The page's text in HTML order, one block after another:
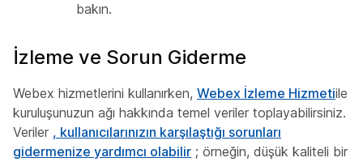
bakın.
İzleme ve Sorun Giderme
Webex hizmetlerini kullanırken, Webex İzleme Hizmetiile
kuruluşunuzun ağı hakkında temel veriler toplayabilirsiniz.
Veriler , kullanıcılarınızın karşılaştığı sorunları
gidermenize yardımcı olabilir ; örneğin, düşük kaliteli bir